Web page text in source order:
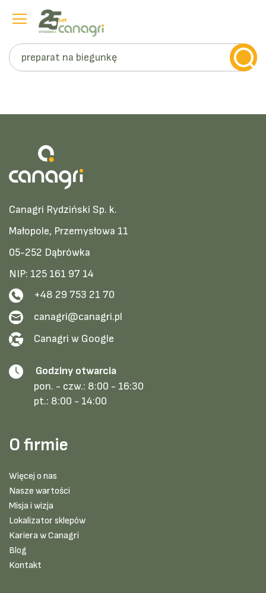
Szukaj
Canagri Rydziński Sp. k.
Małopole, Przemysłowa 11
05-252 Dąbrówka
NIP: 125 161 97 14
+48 29 753 21 70
canagri@canagri.pl
Canagri w Google
Godziny otwarcia
pon. - czw.: 8:00 - 16:30
pt.: 8:00 - 14:00
O firmie
Więcej o nas
Nasze wartości
Misja i wizja
Lokalizator sklepów
Kariera w Canagri
Blog
Kontakt